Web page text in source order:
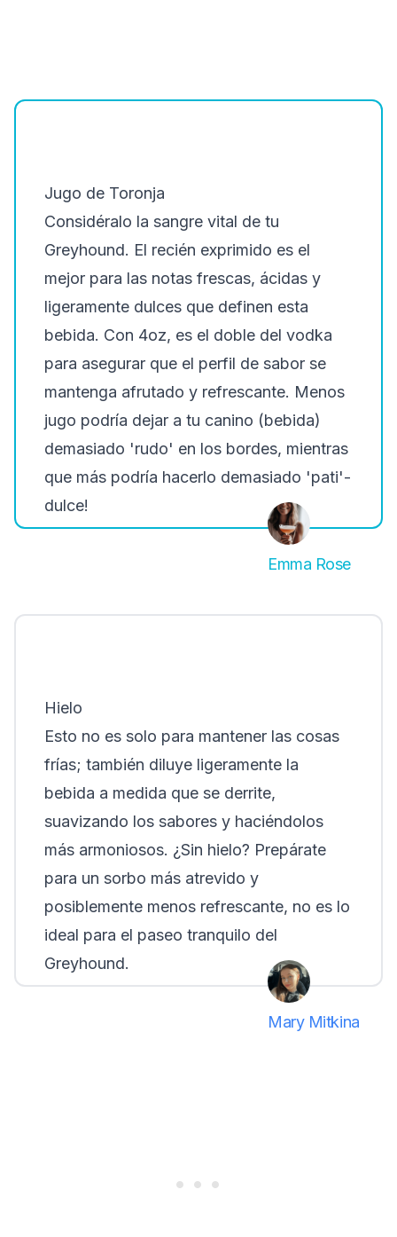
Jugo de Toronja
Considéralo la sangre vital de tu
Greyhound. El recién exprimido es el
mejor para las notas frescas, ácidas y
ligeramente dulces que definen esta
bebida. Con 4oz, es el doble del vodka
para asegurar que el perfil de sabor se
mantenga afrutado y refrescante. Menos
jugo podría dejar a tu canino (bebida)
demasiado 'rudo' en los bordes, mientras
que más podría hacerlo demasiado 'pati'-
dulce!
Emma Rose
Hielo
Esto no es solo para mantener las cosas
frías; también diluye ligeramente la
bebida a medida que se derrite,
suavizando los sabores y haciéndolos
más armoniosos. ¿Sin hielo? Prepárate
para un sorbo más atrevido y
posiblemente menos refrescante, no es lo
ideal para el paseo tranquilo del
Greyhound.
Mary Mitkina